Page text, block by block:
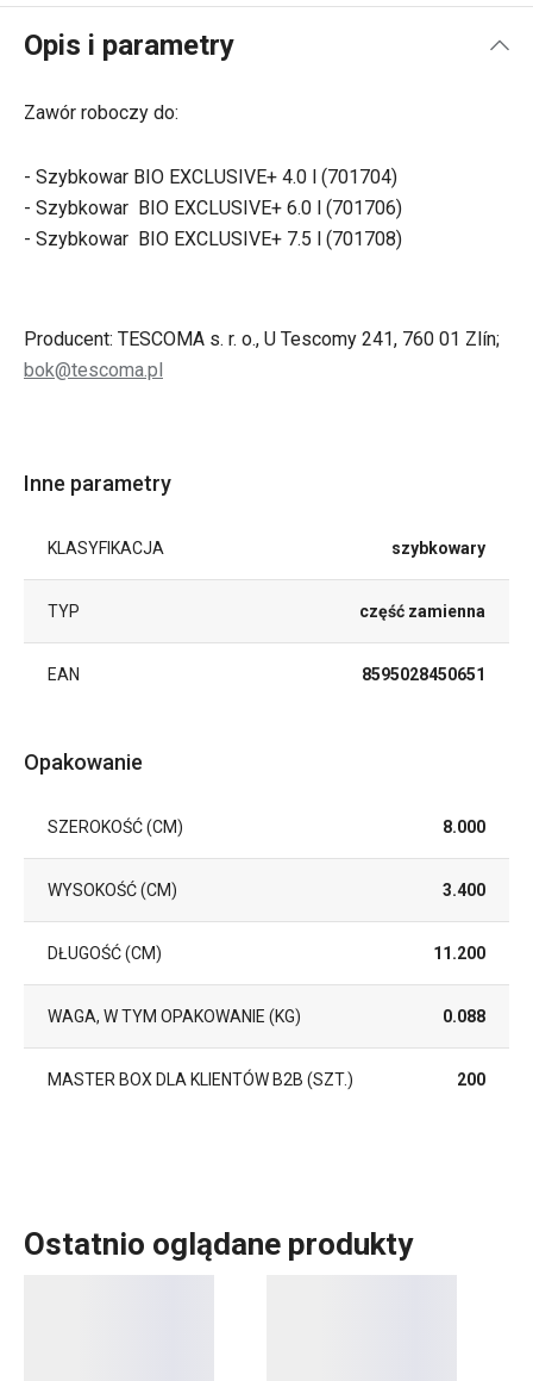
Opis i parametry
Zawór roboczy do:
- Szybkowar BIO EXCLUSIVE+ 4.0 l (701704)
- Szybkowar BIO EXCLUSIVE+ 6.0 l (701706)
- Szybkowar BIO EXCLUSIVE+ 7.5 l (701708)
Producent: TESCOMA s. r. o., U Tescomy 241, 760 01 Zlín;
bok@tescoma.pl
Inne parametry
KLASYFIKACJA szybkowary
TYP część zamienna
EAN 8595028450651
Opakowanie
SZEROKOŚĆ (CM) 8.000
WYSOKOŚĆ (CM) 3.400
DŁUGOŚĆ (CM) 11.200
WAGA, W TYM OPAKOWANIE (KG) 0.088
MASTER BOX DLA KLIENTÓW B2B (SZT.) 200
Ostatnio oglądane produkty